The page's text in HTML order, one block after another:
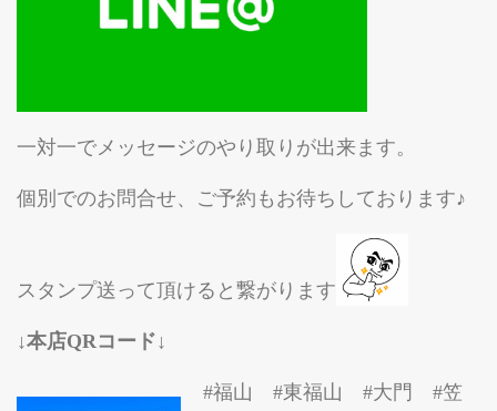
一対一でメッセージのやり取りが出来ます。
個別でのお問合せ、ご予約もお待ちしております♪
スタンプ送って頂けると繋がります
↓本店QRコード↓
#福山 #東福山 #大門 #笠